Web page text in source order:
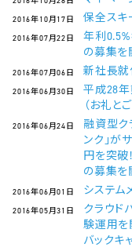
2016年10月17日 保全スキ
2016年07月22日
年利
の募集を
2016年07月06日 新社長就
2016年06月30日
平成28
（お礼と
2016年06月24日
融資型ク
ンク」が
円を突破
の募集を
2016年06月01日 システム
2016年05月31日
クラウド
験運用を
バックキ